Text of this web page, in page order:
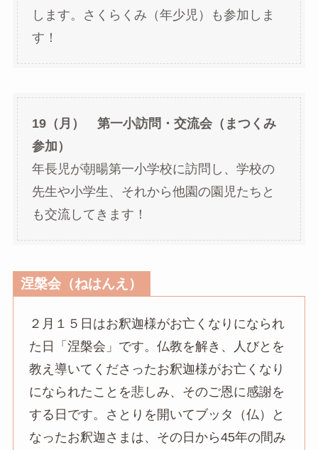
します。さくらくみ（年少児）も参加しま
す！
19（月） 第一小訪問・交流会（まつくみ
参加）
年長児が朝暘第一小学校に訪問し、学校の
先生や小学生、それから他園の園児たちと
も交流してきます！
涅槃会（ねはんえ）
２月１５日はお釈迦様がお亡くなりになられ
た日「涅槃会」です。仏教を解き、人びとを
教え導いてくださったお釈迦様がお亡くなり
になられたことを悲しみ、そのご恩に感謝を
する日です。さとりを開いてブッタ（仏）と
なったお釈迦さまは、その日から45年の間み